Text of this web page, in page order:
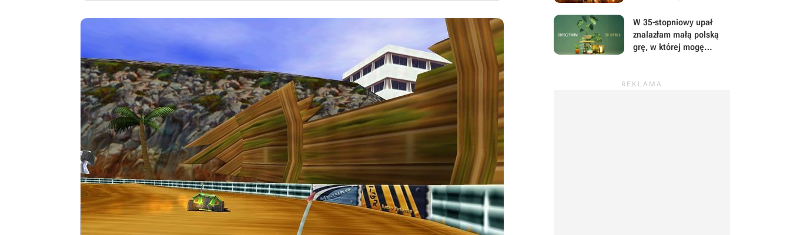
mają powody do dumy
W 35-stopniowy upał
znalazłam małą polską
grę, w której mogę
wszystkiego